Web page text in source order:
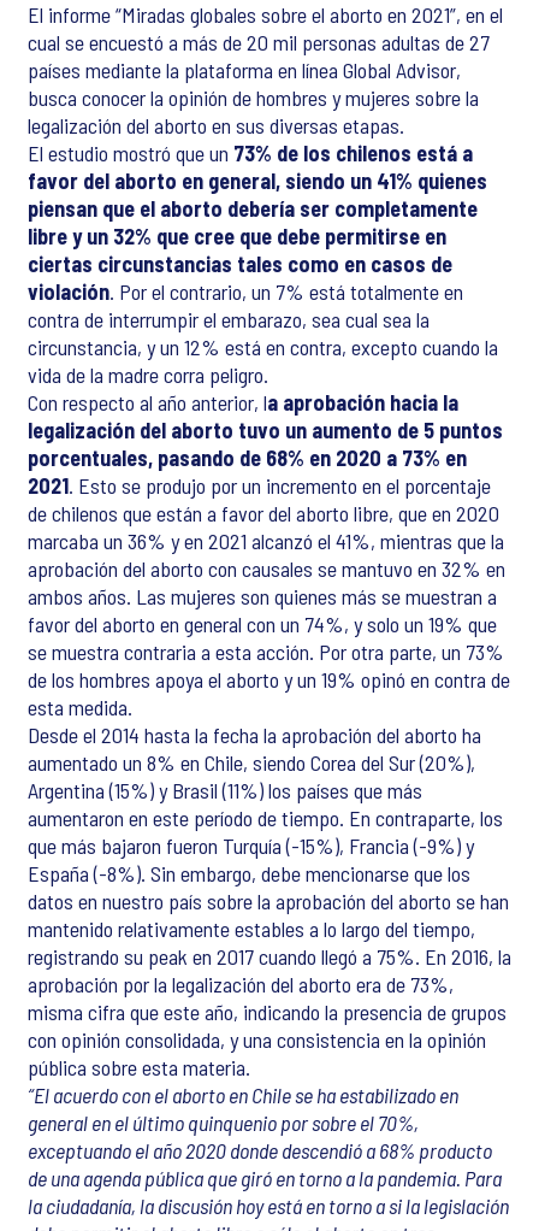
El informe “Miradas globales sobre el aborto en 2021”, en el
cual se encuestó a más de 20 mil personas adultas de 27
países mediante la plataforma en línea Global Advisor,
busca conocer la opinión de hombres y mujeres sobre la
legalización del aborto en sus diversas etapas.
El estudio mostró que un 73% de los chilenos está a
favor del aborto en general, siendo un 41% quienes
piensan que el aborto debería ser completamente
libre y un 32% que cree que debe permitirse en
ciertas circunstancias tales como en casos de
violación. Por el contrario, un 7% está totalmente en
contra de interrumpir el embarazo, sea cual sea la
circunstancia, y un 12% está en contra, excepto cuando la
vida de la madre corra peligro.
Con respecto al año anterior, la aprobación hacia la
legalización del aborto tuvo un aumento de 5 puntos
porcentuales, pasando de 68% en 2020 a 73% en
2021. Esto se produjo por un incremento en el porcentaje
de chilenos que están a favor del aborto libre, que en 2020
marcaba un 36% y en 2021 alcanzó el 41%, mientras que la
aprobación del aborto con causales se mantuvo en 32% en
ambos años. Las mujeres son quienes más se muestran a
favor del aborto en general con un 74%, y solo un 19% que
se muestra contraria a esta acción. Por otra parte, un 73%
de los hombres apoya el aborto y un 19% opinó en contra de
esta medida.
Desde el 2014 hasta la fecha la aprobación del aborto ha
aumentado un 8% en Chile, siendo Corea del Sur (20%),
Argentina (15%) y Brasil (11%) los países que más
aumentaron en este período de tiempo. En contraparte, los
que más bajaron fueron Turquía (-15%), Francia (-9%) y
España (-8%). Sin embargo, debe mencionarse que los
datos en nuestro país sobre la aprobación del aborto se han
mantenido relativamente estables a lo largo del tiempo,
registrando su peak en 2017 cuando llegó a 75%. En 2016, la
aprobación por la legalización del aborto era de 73%,
misma cifra que este año, indicando la presencia de grupos
con opinión consolidada, y una consistencia en la opinión
pública sobre esta materia.
“El acuerdo con el aborto en Chile se ha estabilizado en
general en el último quinquenio por sobre el 70%,
exceptuando el año 2020 donde descendió a 68% producto
de una agenda pública que giró en torno a la pandemia. Para
la ciudadanía, la discusión hoy está en torno a si la legislación